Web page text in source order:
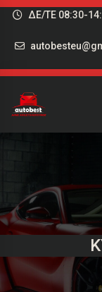
ΔΕ/ΤΕ 08:30-